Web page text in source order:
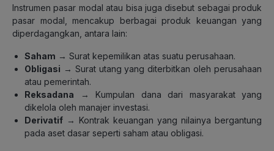
Instrumen pasar modal atau bisa juga disebut sebagai produk
pasar modal, mencakup berbagai produk keuangan yang
diperdagangkan, antara lain:
Saham → Surat kepemilikan atas suatu perusahaan.
Obligasi → Surat utang yang diterbitkan oleh perusahaan
atau pemerintah.
Reksadana
→ Kumpulan dana dari masyarakat yang
dikelola oleh manajer investasi.
Derivatif → Kontrak keuangan yang nilainya bergantung
pada aset dasar seperti saham atau obligasi.